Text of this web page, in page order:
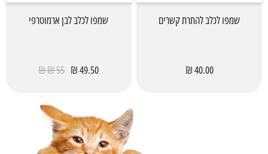
שמפו לכלב להתרת קשרים
40.00 ₪
שמפו לכלב לבן ארמוטרפי
49.50 ₪
55 ₪ ₪